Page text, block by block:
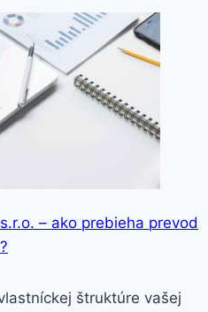
– ako prebieha prevod
štruktúre vašej